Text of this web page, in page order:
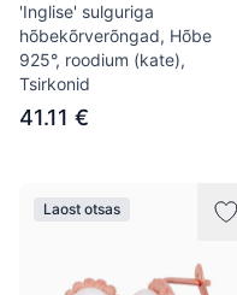
'Inglise' sulguriga
hõbekõrverõngad, Hõbe
925°, roodium (kate),
Tsirkonid
41.11 €
Laost otsas